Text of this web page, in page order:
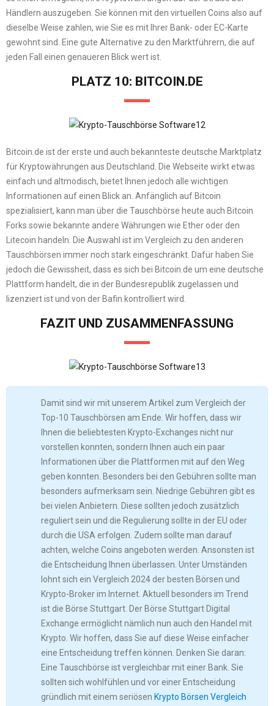
Händlern auszugeben. Sie können mit den virtuellen Coins also auf
dieselbe Weise zahlen, wie Sie es mit Ihrer Bank- oder EC-Karte
gewohnt sind. Eine gute Alternative zu den Marktführern, die auf
jeden Fall einen genaueren Blick wert ist.
PLATZ 10: BITCOIN.DE
Bitcoin.de ist der erste und auch bekannteste deutsche Marktplatz
für Kryptowährungen aus Deutschland. Die Webseite wirkt etwas
einfach und altmodisch, bietet Ihnen jedoch alle wichtigen
Informationen auf einen Blick an. Anfänglich auf Bitcoin
spezialisiert, kann man über die Tauschbörse heute auch Bitcoin
Forks sowie bekannte andere Währungen wie Ether oder den
Litecoin handeln. Die Auswahl ist im Vergleich zu den anderen
Tauschbörsen immer noch stark eingeschränkt. Dafür haben Sie
jedoch die Gewissheit, dass es sich bei Bitcoin.de um eine deutsche
Plattform handelt, die in der Bundesrepublik zugelassen und
lizenziert ist und von der Bafin kontrolliert wird.
FAZIT UND ZUSAMMENFASSUNG
Damit sind wir mit unserem Artikel zum Vergleich der
Top-10 Tauschbörsen am Ende. Wir hoffen, dass wir
Ihnen die beliebtesten Krypto-Exchanges nicht nur
vorstellen konnten, sondern Ihnen auch ein paar
Informationen über die Plattformen mit auf den Weg
geben konnten. Besonders bei den Gebühren sollte man
besonders aufmerksam sein. Niedrige Gebühren gibt es
bei vielen Anbietern. Diese sollten jedoch zusätzlich
reguliert sein und die Regulierung sollte in der EU oder
durch die USA erfolgen. Zudem sollte man darauf
achten, welche Coins angeboten werden. Ansonsten ist
die Entscheidung Ihnen überlassen. Unter Umständen
lohnt sich ein Vergleich 2024 der besten Börsen und
Krypto-Broker im Internet. Aktuell besonders im Trend
ist die Börse Stuttgart. Der Börse Stuttgart Digital
Exchange ermöglicht nämlich nun auch den Handel mit
Krypto. Wir hoffen, dass Sie auf diese Weise einfacher
eine Entscheidung treffen können. Denken Sie daran:
Eine Tauschbörse ist vergleichbar mit einer Bank. Sie
sollten sich wohlfühlen und vor einer Entscheidung
gründlich mit einem seriösen Krypto Börsen Vergleich